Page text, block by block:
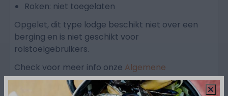
Roken: niet toegelaten
Opgelet, dit type lodge beschikt niet over een
berging en is niet geschikt voor
rolstoelgebruikers.
Check voor meer info onze Algemene
Voorwaarden.